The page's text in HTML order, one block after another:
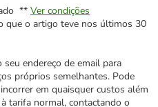
** Ver condições
que o artigo teve nos últimos 30
endereço de email para
próprios semelhantes. Pode
em quaisquer custos além
tarifa normal, contactando o